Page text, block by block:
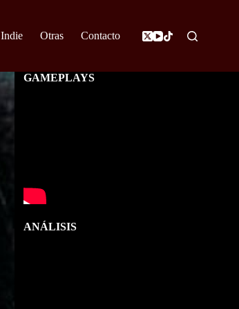
Indie Otras Contacto
GAMEPLAYS
ANÁLISIS